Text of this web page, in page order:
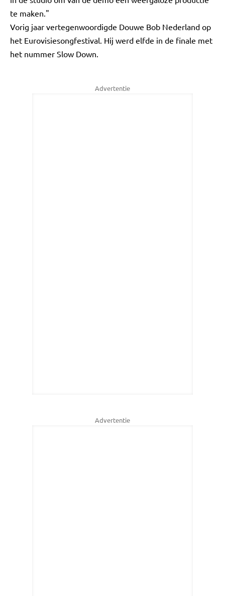
te maken."
Vorig jaar vertegenwoordigde Douwe Bob Nederland op
het Eurovisiesongfestival. Hij werd elfde in de finale met
het nummer Slow Down.
Advertentie
Advertentie